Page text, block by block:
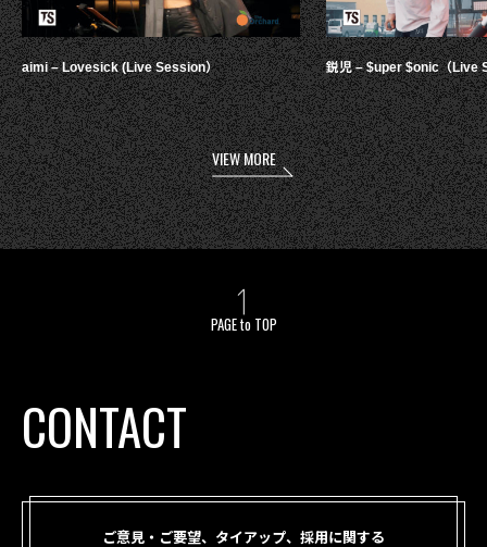
aimi – Lovesick (Live Session） 鋭児 – $uper $onic（Live
VIEW MORE
PAGE to TOP
CONTACT
ご意見・ご要望、タイアップ、採用に関する